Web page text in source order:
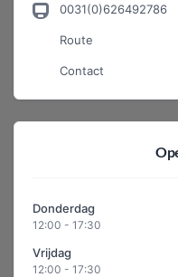
0031(0)626492786
Route
Contact
Donderdag
12:00 - 17:30
Vrijdag
12:00 - 17:30